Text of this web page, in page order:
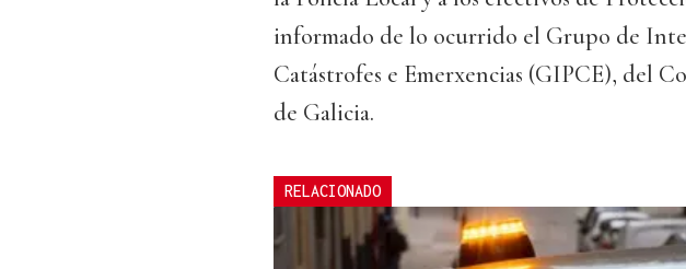
informado de lo ocurrido el Grupo de
Catástrofes e Emerxencias (GIPCE), del
de Galicia.
RELACIONADO